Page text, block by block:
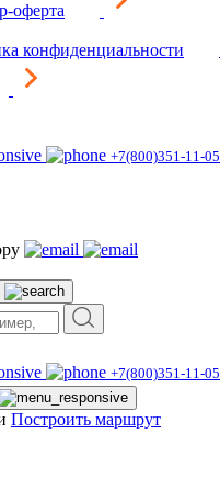
оферта
конфиденциальности
+7(800)351-11-05
+7(800)351-11-05
Построить маршрут